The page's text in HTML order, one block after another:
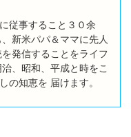
従事すること３０余
新米パパ＆ママに先人
発信することをライフ
、昭和、平成と時をこ
の知恵を 届けます。